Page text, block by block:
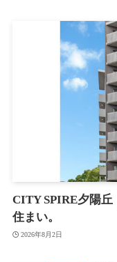
CITY SPIRE夕陽
住まい。
2026年8月2日